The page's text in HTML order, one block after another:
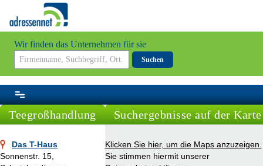
Wir finden das Unternehmen für sie
Suchen
Teegroßhandlung
Das T-Haus
Sonnenstr. 15,
Suchergebnisse auf der Karte
Klicken Sie hier, um die Maps anzuzeigen.
Sie stimmen hiermit unserer